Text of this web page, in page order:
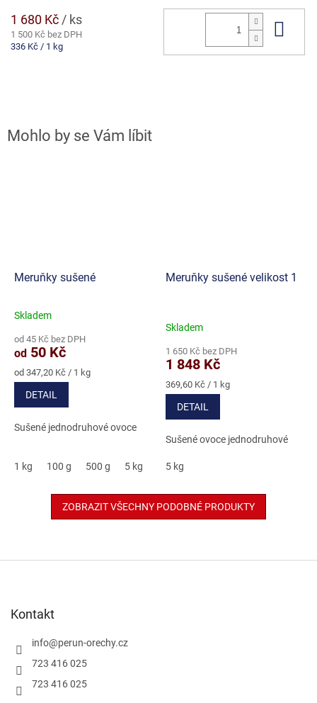
1 680 Kč / ks
1 500 Kč bez DPH
Měrná
336 Kč / 1 kg
Meruňky sušené
Průměrné
produktu
je
5,0
z
hvězdiček.
Skladem
od 45 Kč bez DPH
od 50 Kč
Měrná
cena:
od 347,20 Kč / 1 kg
DETAIL
Sušené jednodruhové ovoce
1 kg 100 g 500 g 5 kg
Meruňky sušené velikost 1
Skladem
1 650 Kč bez DPH
1 848 Kč
Měrná
cena:
369,60 Kč / 1 kg
DETAIL
Sušené ovoce jednodruhové
5 kg
ZOBRAZIT VŠECHNY PODOBNÉ PRODUKTY
Kontakt
info@perun-orechy.cz
723 416 025
723 416 025